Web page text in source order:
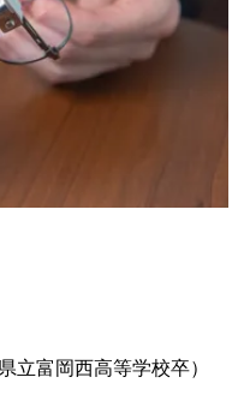
立富岡西高等学校卒）